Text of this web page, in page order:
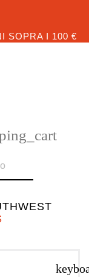
SOPRA I 100 €